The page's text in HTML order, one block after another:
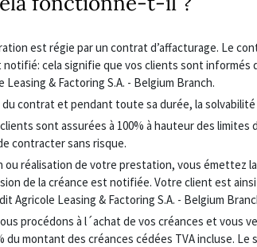
est régie par un contrat d’affacturage. Le
cela signifie que vos clients sont informés
Leasing & Factoring S.A. - Belgium Branch.
du contrat et pendant toute sa durée, la
sont assurées à 100% à hauteur des limites
contracter sans risque.
ou réalisation de votre prestation, vous émettez
de la créance est notifiée. Votre client est
Agricole Leasing & Factoring S.A. - Belgium
procédons à l´achat de vos créances et vous
du montant des créances cédées TVA incluse. Le